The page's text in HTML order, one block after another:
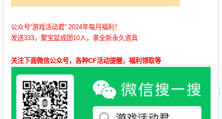
公众号“游戏活动君” 2024年每月福利！
发送333，聚宝盆成团10人，拿全新永久道具
关注下面微信公众号，各种CF活动提醒，福利领取等